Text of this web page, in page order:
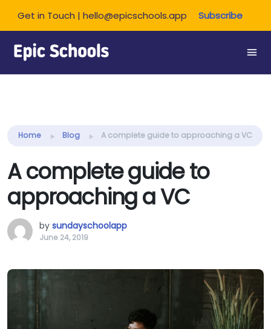
Get in Touch | hello@epicschools.app Subscribe
Share this:
Home Blog A complete guide to approaching a VC
A complete guide to
approaching a VC
by sundayschoolapp
June 24, 2019